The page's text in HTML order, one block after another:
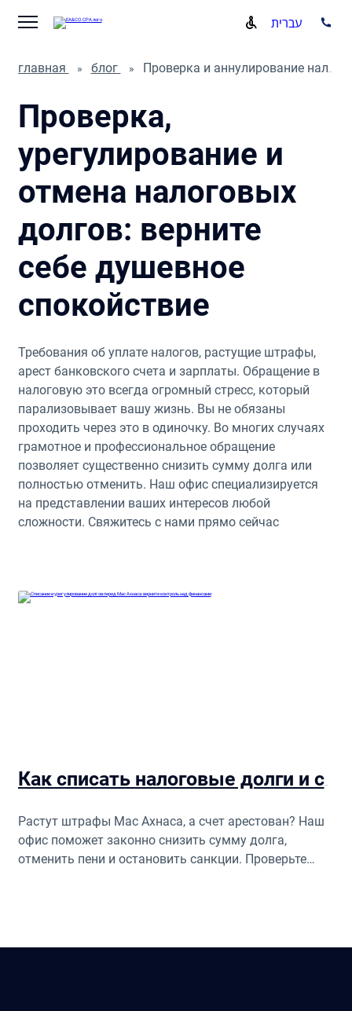
עברית
главная блог Проверка и аннулирование налоговых задолженностей
Проверка,
урегулирование и
отмена налоговых
долгов: верните
себе душевное
спокойствие
Требования об уплате налогов, растущие штрафы,
арест банковского счета и зарплаты. Обращение в
налоговую это всегда огромный стресс, который
парализовывает вашу жизнь. Вы не обязаны
проходить через это в одиночку. Во многих случаях
грамотное и профессиональное обращение
позволяет существенно снизить сумму долга или
полностью отменить. Наш офис специализируется
на представлении ваших интересов любой
сложности. Свяжитесь с нами прямо сейчас
Как списать налоговые долги и снять арест со счета в Израиле
Растут штрафы Мас Ахнаса, а счет арестован? Наш
офис поможет законно снизить сумму долга,
отменить пени и остановить санкции. Проверьте